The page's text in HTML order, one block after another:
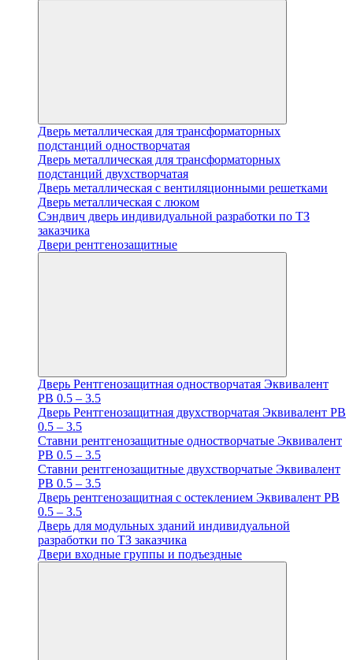
Дверь металлическая для трансформаторных
подстанций одностворчатая
Дверь металлическая для трансформаторных
подстанций двухстворчатая
Дверь металлическая с вентиляционными решетками
Дверь металлическая с люком
Cэндвич дверь индивидуальной разработки по ТЗ
заказчика
Двери рентгенозащитные
Дверь Рентгенозащитная одностворчатая Эквивалент
PB 0.5 – 3.5
Дверь Рентгенозащитная двухстворчатая Эквивалент PB
0.5 – 3.5
Ставни рентгенозащитные одностворчатые Эквивалент
PB 0.5 – 3.5
Ставни рентгенозащитные двухстворчатые Эквивалент
PB 0.5 – 3.5
Дверь рентгенозащитная с остеклением Эквивалент PB
0.5 – 3.5
Дверь для модульных зданий индивидуальной
разработки по ТЗ заказчика
Двери входные группы и подъездные